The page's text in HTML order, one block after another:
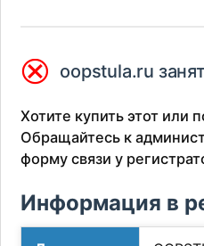
⮿ oopstula.ru занят
Хотите купить этот или
Обращайтесь к
форму связи у
Информация в